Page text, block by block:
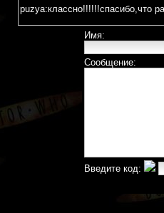
puzya:классно!!!!!!спасибо,что
Имя:
Сообщение:
Введите код: